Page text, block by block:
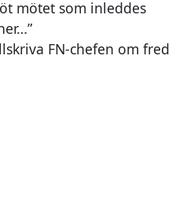
mötet som inleddes
FN-chefen om fred